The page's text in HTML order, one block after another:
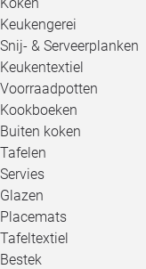
Keukengerei
Snij- & Serveerplanken
Keukentextiel
Voorraadpotten
Kookboeken
Buiten koken
Tafelen
Servies
Glazen
Placemats
Tafeltextiel
Bestek